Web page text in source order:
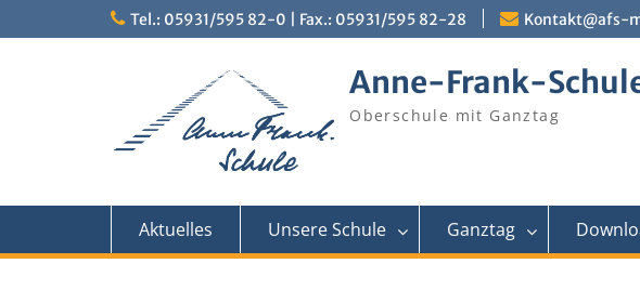
to
Tel.: 05931/595 82-0 | Fax.: 05931/595 82-28 Kontakt@afs-
Anne-Frank-
Oberschule mit Ganztag
Aktuelles Unsere Schule Ganztag